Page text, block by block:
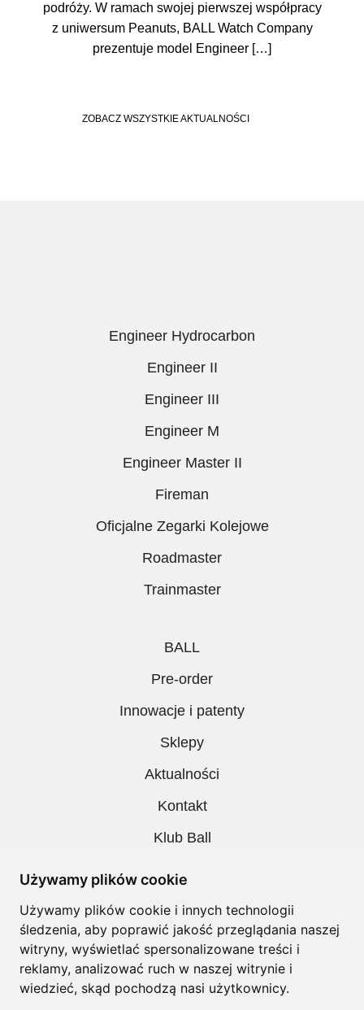
Używamy plików cookie
Używamy plików cookie i innych technologii
śledzenia, aby poprawić jakość przeglądania naszej
witryny, wyświetlać spersonalizowane treści i
reklamy, analizować ruch w naszej witrynie i
wiedzieć, skąd pochodzą nasi użytkownicy.
podróży. W ramach swojej pierwszej współpracy
z uniwersum Peanuts, BALL Watch Company
prezentuje model Engineer […]
ZOBACZ WSZYSTKIE AKTUALNOŚCI
Engineer Hydrocarbon
Engineer II
Engineer III
Engineer M
Engineer Master II
Fireman
Oficjalne Zegarki Kolejowe
Roadmaster
Trainmaster
BALL
Pre-order
Innowacje i patenty
Sklepy
Aktualności
Kontakt
Klub Ball
Pobieranie
Polityka prywatności
Regulamin